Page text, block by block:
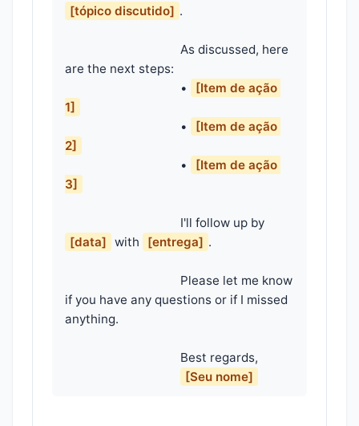
[tópico discutido] .
are the next steps:
                                    •
[Item de ação
1]
                                    •
[Item de ação
2]
                                    •
[Item de ação
3]
[data] with [entrega] .
if you have any questions or if I missed
anything.
[Seu nome]